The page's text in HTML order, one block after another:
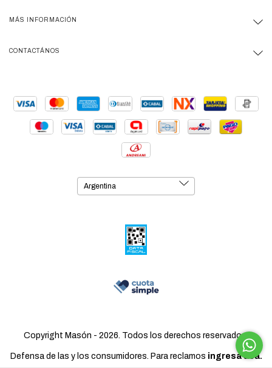
MÁS INFORMACIÓN
CONTACTÁNOS
Copyright Masón - 2026. Todos los derechos reservados.
Defensa de las y los consumidores. Para reclamos ingresá acá.